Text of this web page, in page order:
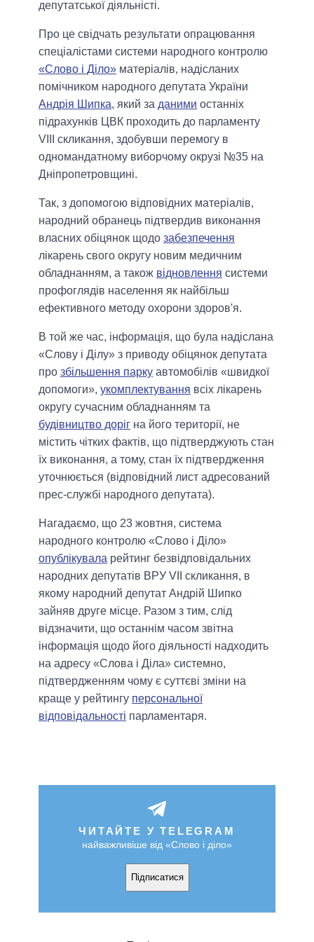
депутатської діяльністі.
Про це свідчать результати опрацювання
спеціалістами системи народного контролю
«Слово і Діло» матеріалів, надісланих
помічником народного депутата України
Андрія Шипка, який за даними останніх
підрахунків ЦВК проходить до парламенту
VIII скликання, здобувши перемогу в
одномандатному виборчому окрузі №35 на
Дніпропетровщині.
Так, з допомогою відповідних матеріалів,
народний обранець підтвердив виконання
власних обіцянок щодо забезпечення
лікарень свого округу новим медичним
обладнанням, а також відновлення системи
профоглядів населення як найбільш
ефективного методу охорони здоров'я.
В той же час, інформація, що була надіслана
«Слову і Ділу» з приводу обіцянок депутата
про збільшення парку автомобілів «швидкої
допомоги», укомплектування всіх лікарень
округу сучасним обладнанням та
будівництво доріг на його території, не
містить чітких фактів, що підтверджують стан
їх виконання, а тому, стан їх підтвердження
уточнюється (відповідний лист адресований
прес-службі народного депутата).
Нагадаємо, що 23 жовтня, система
народного контролю «Слово і Діло»
опублікувала рейтинг безвідповідальних
народних депутатів ВРУ VII скликання, в
якому народний депутат Андрій Шипко
зайняв друге місце. Разом з тим, слід
відзначити, що останнім часом звітна
інформація щодо його діяльності надходить
на адресу «Слова і Діла» системно,
підтвердженням чому є суттєві зміни на
краще у рейтингу персональної
відповідальності парламентаря.
ЧИТАЙТЕ У TELEGRAM
найважливіше від «Слово і діло»
Підписатися